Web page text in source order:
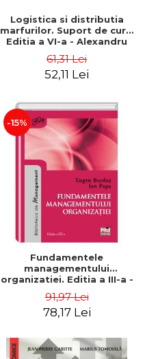
Logistica si distributia
marfurilor. Suport de curs.
Editia a VI-a - Alexandru
61,31 Lei
52,11 Lei
-15%
Fundamentele
managementului
organizatiei. Editia a III-a -
91,97 Lei
78,17 Lei